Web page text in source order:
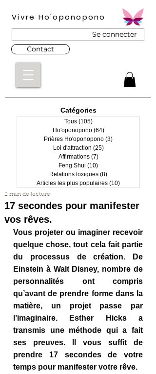
Vivre Ho'oponopono
Se connecter
Contact
Catégories
Tous (105)105 posts
Ho'oponopono (64)64 posts
Prières Ho'oponopono (3)
Loi d'attraction (25)25 posts
Affirmations (7)7 posts
Feng Shui (10)
Relations toxiques (8)
Articles les plus populaires (10)
17 secondes pour manifester
vos rêves.
2 min de lecture
Vous projeter ou imaginer recevoir
quelque chose, tout cela fait partie
du processus de création. De
Einstein à Walt Disney, nombre de
personnalités ont compris
qu’avant de prendre forme dans la
matière, un projet passe par
l’imaginaire. Esther Hicks a
transmis une méthode qui a fait
ses preuves. Il vous suffit de
prendre 17 secondes de votre
temps pour manifester votre rêve.